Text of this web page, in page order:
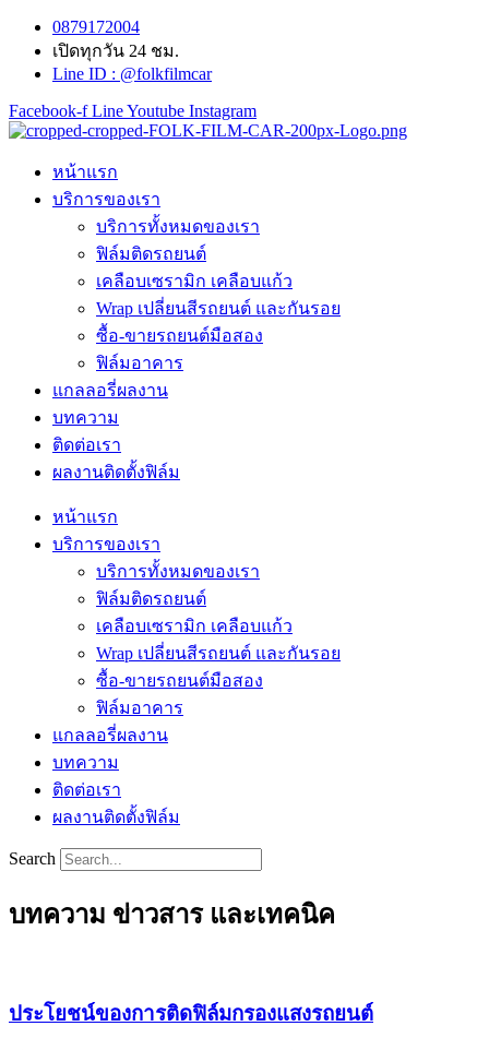
Skip
content
0879172004
เปิดทุกวัน 24 ชม.
Line ID : @folkfilmcar
Facebook-f LineYoutube Instagram
หน้าแรก
บริการของเรา
บริการทั้งหมดของเรา
ฟิล์มติดรถยนต์
เคลือบเซรามิก เคลือบแก้ว
Wrap เปลี่ยนสีรถยนต์ และกันรอย
ซื้อ-ขายรถยนต์มือสอง
ฟิล์มอาคาร
แกลลอรี่ผลงาน
บทความ
ติดต่อเรา
ผลงานติดตั้งฟิล์ม
หน้าแรก
บริการของเรา
บริการทั้งหมดของเรา
ฟิล์มติดรถยนต์
เคลือบเซรามิก เคลือบแก้ว
Wrap เปลี่ยนสีรถยนต์ และกันรอย
ซื้อ-ขายรถยนต์มือสอง
ฟิล์มอาคาร
แกลลอรี่ผลงาน
บทความ
ติดต่อเรา
ผลงานติดตั้งฟิล์ม
Search
บทความ ข่าวสาร และเทคนิค
ประโยชน์ของการติดฟิล์มกรองแสงรถยนต์